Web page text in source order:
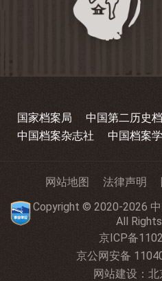
国家档案局 中国第二历史
中国档案杂志社
中国档案
网站地图 法律声明
Copyright © 2020-2026
All
京ICP备
京公网安备
网站建设 ： 北